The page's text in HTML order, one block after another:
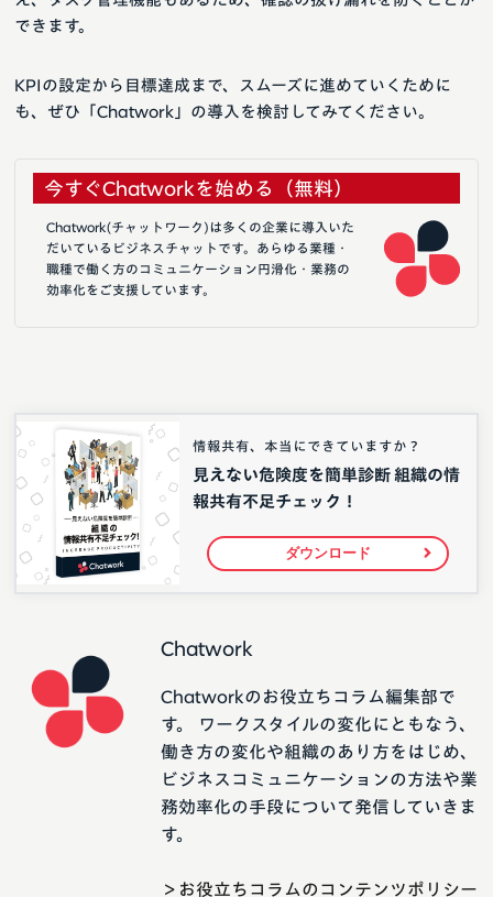
できます。
KPIの設定から目標達成まで、スムーズに進めていくために
も、ぜひ「Chatwork」の導入を検討してみてください。
今すぐChatworkを始める（無料）
Chatwork(チャットワーク)は多くの企業に導入いた
だいているビジネスチャットです。あらゆる業種・
職種で働く方のコミュニケーション円滑化・業務の
効率化をご支援しています。
情報共有、本当にできていますか？
見えない危険度を簡単診断 組織の情
報共有不足チェック！
ダウンロード
Chatwork
Chatworkのお役立ちコラム編集部で
す。 ワークスタイルの変化にともなう、
働き方の変化や組織のあり方をはじめ、
ビジネスコミュニケーションの方法や業
務効率化の手段について発信していきま
す。
＞お役立ちコラムのコンテンツポリシー